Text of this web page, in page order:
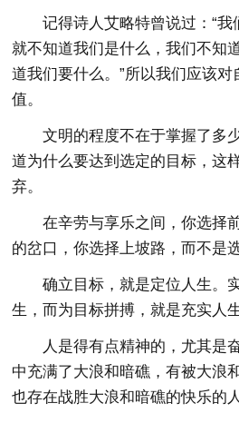
记得诗人艾略特曾说过：“我
就不知道我们是什么，我们不知
道我们要什么。”所以我们应该
值。
文明的程度不在于掌握了多
道为什么要达到选定的目标，这
弃。
在辛劳与享乐之间，你选择
的岔口，你选择上坡路，而不是
确立目标，就是定位人生。
生，而为目标拼搏，就是充实人生
人是得有点精神的，尤其是
中充满了大浪和暗礁，有被大浪
也存在战胜大浪和暗礁的快乐的人